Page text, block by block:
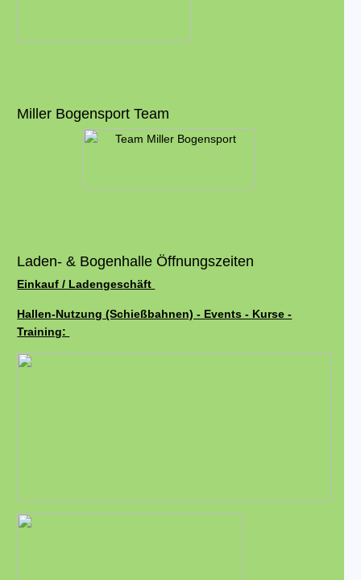
Miller Bogensport Team
Laden- & Bogenhalle Öffnungszeiten
Einkauf / Ladengeschäft
Hallen-Nutzung (Schießbahnen) - Events - Kurse -
Training: